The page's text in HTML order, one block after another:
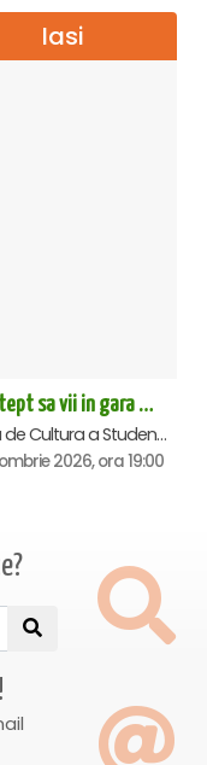
Iasi
Te astept sa vii in gara mica - Mirabela Dauer & Gabriel Dorobantu - Iasi
Casa de Cultura a Studentilor , Iasi
2026, ora 19:00